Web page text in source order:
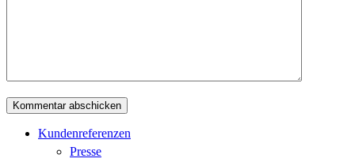
Presse
Kundenreferenzen